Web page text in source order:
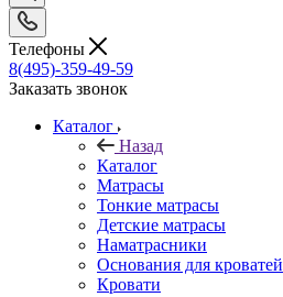
Телефоны
8(495)-359-49-59
Заказать звонок
Каталог
Назад
Каталог
Матрасы
Тонкие матрасы
Детские матрасы
Наматрасники
Основания для кроватей
Кровати